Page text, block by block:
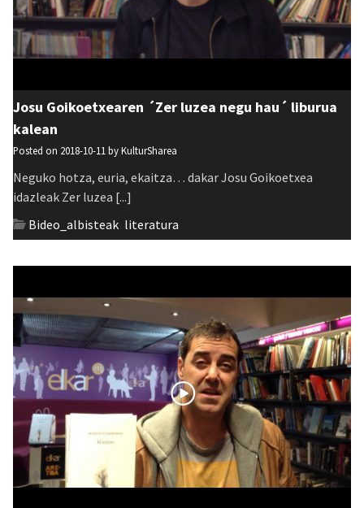
Josu Goikoetxearen ´Zer luzea negu hau´ liburua
kalean
Posted on 2018-10-11 byKulturSharea
Neguko hotza, euria, ekaitza… dakar Josu Goikoetxea
idazleak Zer luzea [...]
Bideo_albisteak literatura